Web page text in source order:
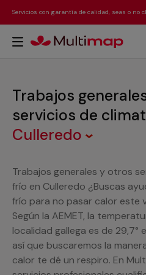
Servicios con garantía de calidad, seas o no
Trabajos
servicios de
Culleredo
Trabajos generales y otros
frío en Culleredo ¿Buscas
frío para no pasar calor este
Según la AEMET, la
localidad gallega es de 29,7°
así que buscaremos la
calor te dé un respiro. En